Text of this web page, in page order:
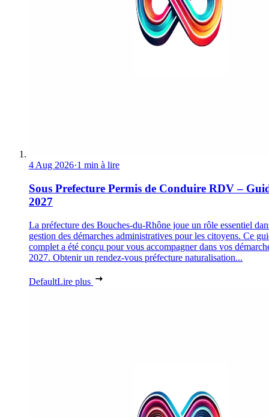
4 Aug 2026·1 min à lire
Sous Prefecture Permis de Conduire RDV –
2027
La préfecture des Bouches-du-Rhône joue un rôle essentiel
gestion des démarches administratives pour les citoyens. Ce
complet a été conçu pour vous accompagner dans vos
2027. Obtenir un rendez-vous préfecture naturalisation...
DefaultLire plus